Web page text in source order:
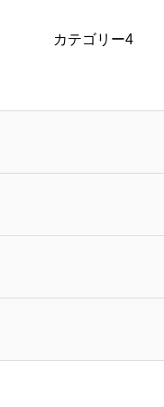
カテゴリー4